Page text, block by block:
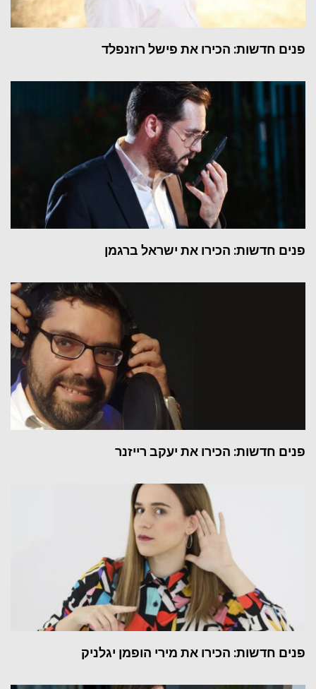
פנים חדשות: הכירו את פישל רוזנפלד
פנים חדשות: הכירו את ישראל ברגמן
פנים חדשות: הכירו את יעקב רייזנר
פנים חדשות: הכירו את מירי הופמן יגלניק